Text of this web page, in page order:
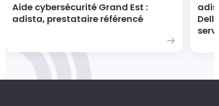
Aide cybersécurité Grand Est :
adista, prestataire référencé
Dell